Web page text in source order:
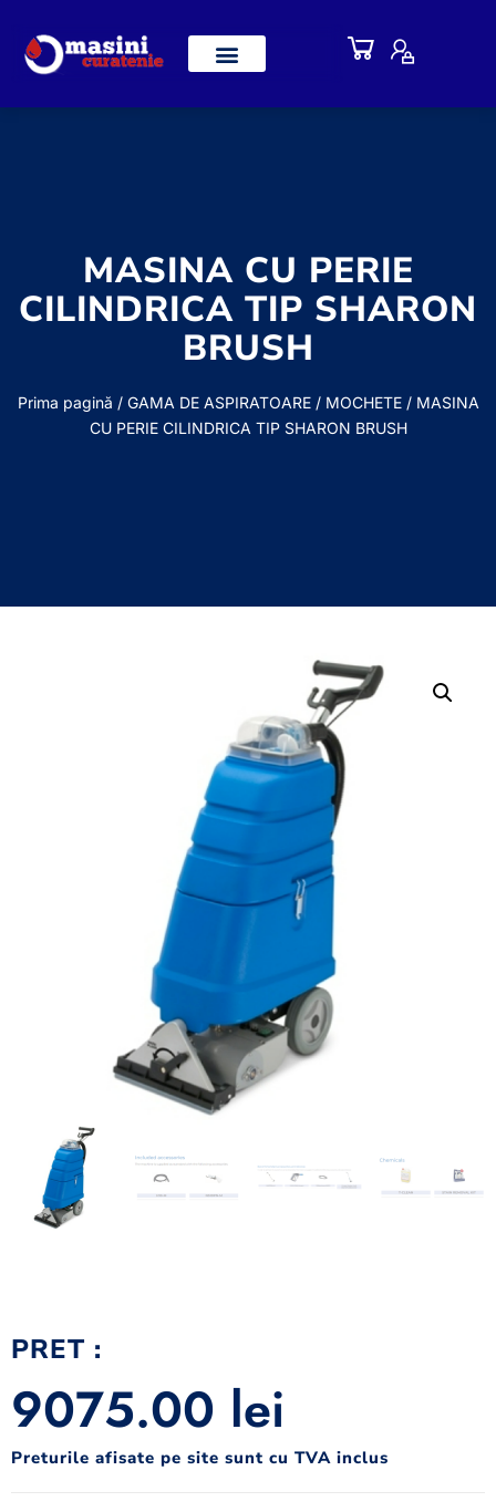
MASINA CU PERIE
CILINDRICA TIP SHARON
BRUSH
Prima pagină / GAMA DE ASPIRATOARE/ MOCHETE/ MASINA
CU PERIE CILINDRICA TIP SHARON BRUSH
PRET :
9075.00 lei
Preturile afisate pe site sunt cu TVA inclus